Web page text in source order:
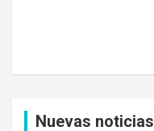
Nuevas noticias